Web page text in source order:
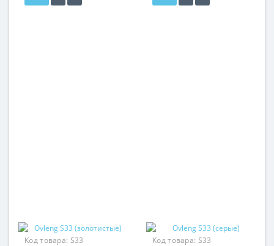
Код товара: S33 Код товара: S33